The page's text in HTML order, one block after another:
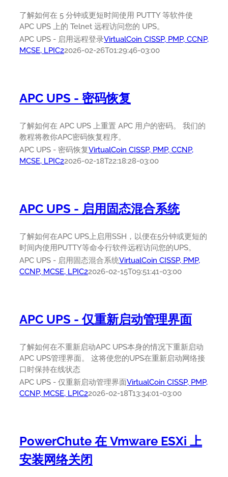
了解如何在 5 分钟或更短时间使用 PUTTY 等软件使
APC UPS 上的 Telnet 远程访问您的 UPS。
APC UPS - 启用远程登录VirtualCoin CISSP, PMP, CCNP,
MCSE, LPIC22026-02-26T01:29:46-03:00
APC UPS - 密码恢复
了解如何在 APC UPS 上重置 APC 用户的密码。 我们的
教程将教你APC密码恢复程序。
APC UPS - 密码恢复VirtualCoin CISSP, PMP, CCNP,
MCSE, LPIC22026-02-18T22:18:28-03:00
APC UPS - 启用固态混合系统
了解如何在APC UPS上启用SSH，以便在5分钟或更短的
时间内使用PUTTY等命令行软件远程访问您的UPS。
APC UPS - 启用固态混合系统VirtualCoin CISSP, PMP,
CCNP, MCSE, LPIC22026-02-15T09:51:41-03:00
APC UPS - 仅重新启动管理界面
了解如何在不重新启动APC UPS本身的情况下重新启动
APC UPS管理界面。 这将使您的UPS在重新启动网络接
口时保持在线状态
APC UPS - 仅重新启动管理界面VirtualCoin CISSP, PMP,
CCNP, MCSE, LPIC22026-02-18T13:34:01-03:00
PowerChute 在 Vmware ESXi 上
安装网络关闭